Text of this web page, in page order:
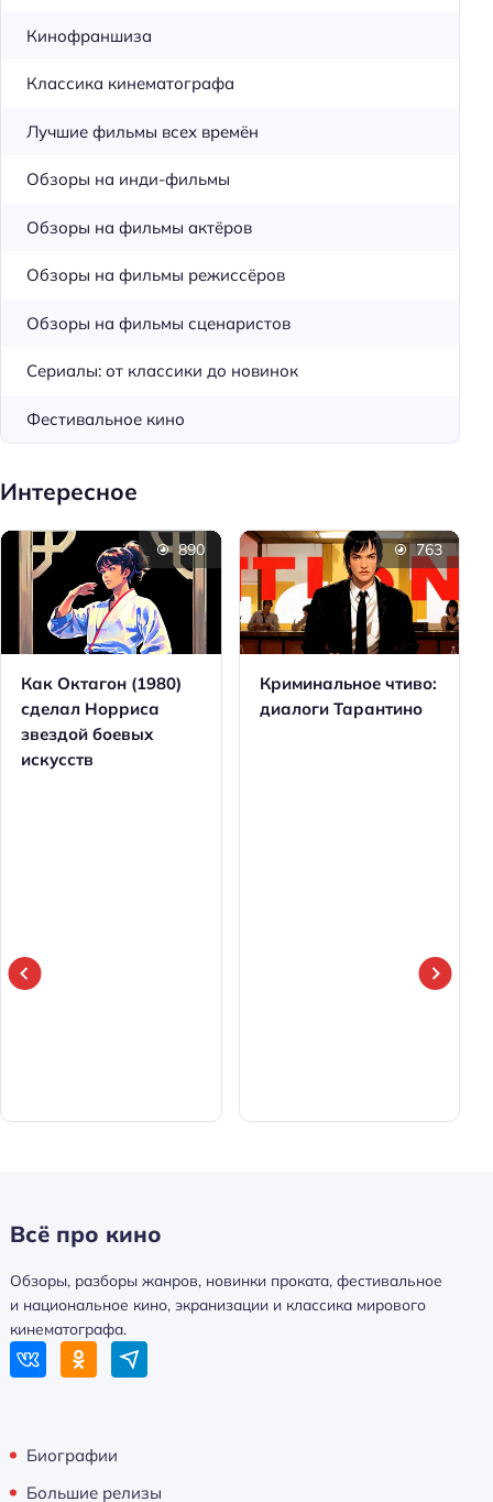
Кинофраншиза
Классика кинематографа
Лучшие фильмы всех времён
Обзоры на инди-фильмы
Обзоры на фильмы актёров
Обзоры на фильмы режиссёров
Обзоры на фильмы сценаристов
Сериалы: от классики до новинок
Фестивальное кино
Интересное
Как Октагон (1980)
сделал Норриса
звездой боевых
искусств
890
Криминальное чтиво:
диалоги Тарантино
763
Всё про кино
Обзоры, разборы жанров, новинки проката, фестивальное
и национальное кино, экранизации и классика мирового
кинематографа.
Биографии
Большие релизы